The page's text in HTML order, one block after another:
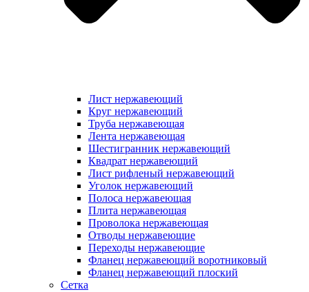
Лист нержавеющий
Круг нержавеющий
Труба нержавеющая
Лента нержавеющая
Шестигранник нержавеющий
Квадрат нержавеющий
Лист рифленый нержавеющий
Уголок нержавеющий
Полоса нержавеющая
Плита нержавеющая
Проволока нержавеющая
Отводы нержавеющие
Переходы нержавеющие
Фланец нержавеющий воротниковый
Фланец нержавеющий плоский
Сетка